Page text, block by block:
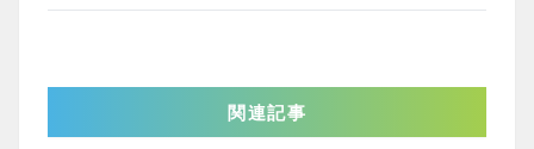
関連記事